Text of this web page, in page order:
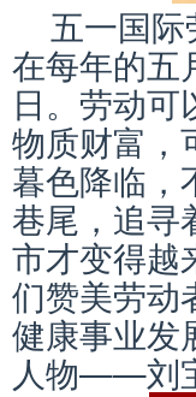
五一国
在每年的五
日。劳动
物质财富，
暮色降临，
巷尾，追寻
市才变得越
们赞美劳动
健康事业发
人物——刘